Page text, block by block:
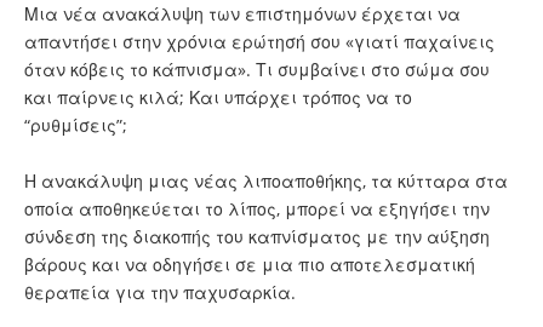
Μια νέα ανακάλυψη των επιστημόνων έρχεται να
απαντήσει στην χρόνια ερώτησή σου «γιατί παχαίνεις
όταν κόβεις το κάπνισμα». Τι συμβαίνει στο σώμα σου
και παίρνεις κιλά; Και υπάρχει τρόπος να το
“ρυθμίσεις”;
Η ανακάλυψη μιας νέας λιποαποθήκης, τα κύτταρα στα
οποία αποθηκεύεται το λίπος, μπορεί να εξηγήσει την
σύνδεση της διακοπής του καπνίσματος με την αύξηση
βάρους και να οδηγήσει σε μια πιο αποτελεσματική
θεραπεία για την παχυσαρκία.